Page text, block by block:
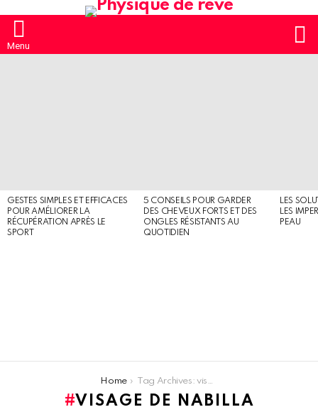
Menu
GESTES SIMPLES ET EFFICACES
POUR AMÉLIORER LA
RÉCUPÉRATION APRÈS LE
SPORT
5 CONSEILS POUR GARDER
DES CHEVEUX FORTS ET DES
ONGLES RÉSISTANTS AU
QUOTIDIEN
LES
LES
PEAU
Home Tag Archives: visage de nabilla
VISAGE DE NABILLA